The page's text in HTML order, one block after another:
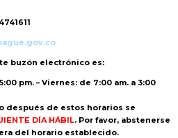
buzón electrónico es:
pm. – Viernes: de 7:00 am. a 3:00
después de estos horarios se
DÍA HÁBIL. Por favor, abstenerse
del horario establecido.